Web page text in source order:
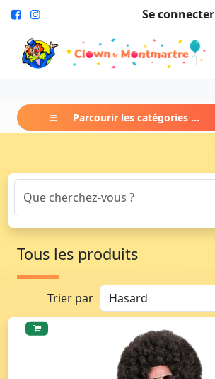
Se connecter
Parcourir les catégories ...
Tous les produits
Trier par